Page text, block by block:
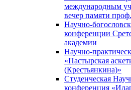
международным
вечер памяти
Научно-
конференции
академии
Научно-
«Пастырская
(Крестьянкина)»
Студенческая
конференция